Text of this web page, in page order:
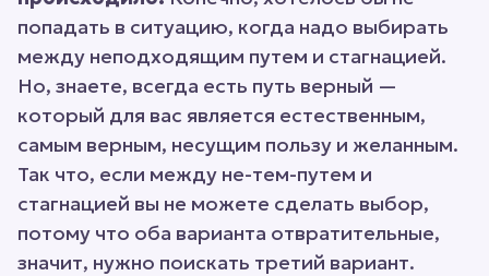
попадать в ситуацию, когда надо выбирать
между неподходящим путем и стагнацией.
Но, знаете, всегда есть путь верный —
который для вас является естественным,
самым верным, несущим пользу и желанным.
Так что, если между не-тем-путем и
стагнацией вы не можете сделать выбор,
потому что оба варианта отвратительные,
значит, нужно поискать третий вариант.